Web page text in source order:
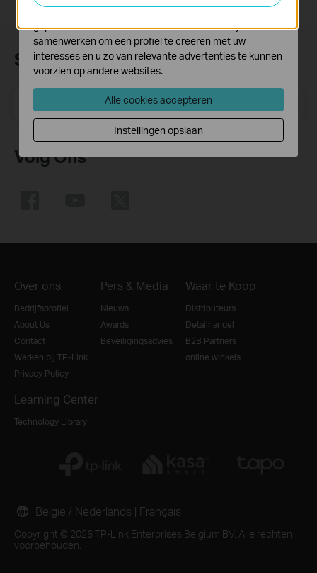
Subscription
Email Address
Volg Ons
Over ons
Bedrijfsprofiel
About Us
Contact
Werken bij TP-Link
Privacy Policy
Pers & Media
Nieuws
Awards
Beveiligingsadvies
Waar te Koop
Distributeurs
Detailhandel
B2B Partners
online winkels
Learning Center
Technology Library
Copyright © 2026 TP-Link Enterprises Belgium BV. Alle rechten
voorbehouden.
België / Nederlands | Français
Marketing cookies kunnen op onze website worden
geplaatst door externe adverteerders waar wij mee
samenwerken om een profiel te creëren met uw
interesses en u zo van relevante advertenties te kunnen
voorzien op andere websites.
Alle cookies accepteren
Instellingen opslaan